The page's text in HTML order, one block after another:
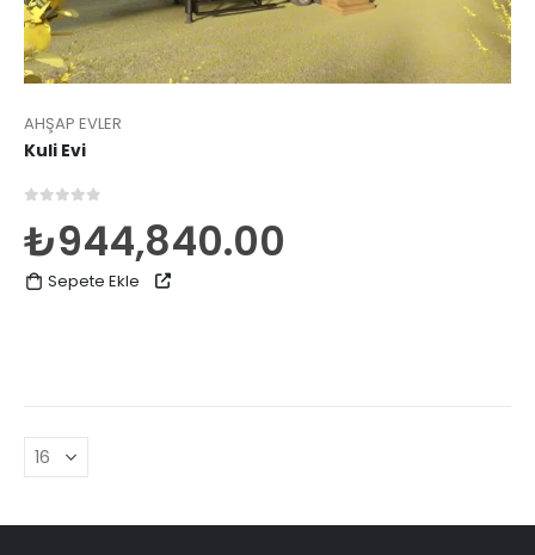
AHŞAP EVLER
Kuli Evi
₺944,840.00
Sepete Ekle